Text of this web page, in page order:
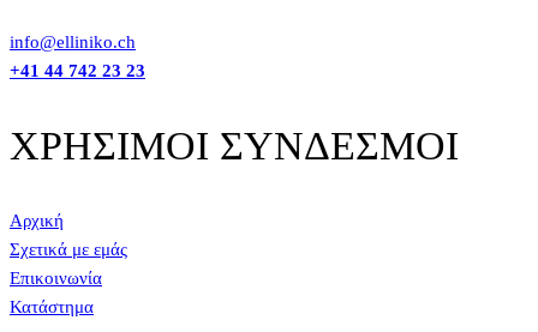
info@elliniko.ch
+41 44 742 23 23
ΧΡΗΣΙΜΟΙ ΣΥΝΔΕΣΜΟΙ
Αρχική
Σχετικά με εμάς
Επικοινωνία
Κατάστημα